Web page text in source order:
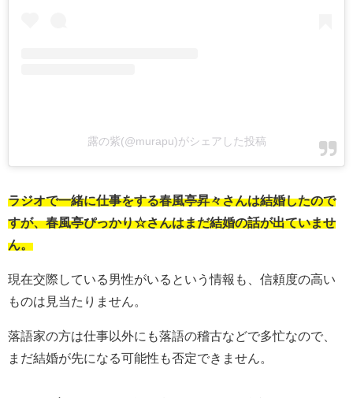
露の紫(@murapu)がシェアした投稿
ラジオで一緒に仕事をする春風亭昇々さんは結婚したので
すが、春風亭ぴっかり☆さんはまだ結婚の話が出ていませ
ん。
現在交際している男性がいるという情報も、信頼度の高い
ものは見当たりません。
落語家の方は仕事以外にも落語の稽古などで多忙なので、
まだ結婚が先になる可能性も否定できません。